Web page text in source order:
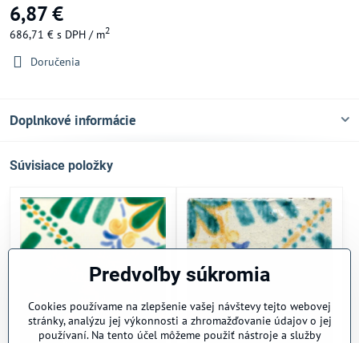
6,87 €
686,71 € s DPH / m2
Doručenia
Doplnkové informácie
Súvisiace položky
Predvoľby súkromia
Cookies používame na zlepšenie vašej návštevy tejto webovej
stránky, analýzu jej výkonnosti a zhromažďovanie údajov o jej
používaní. Na tento účel môžeme použiť nástroje a služby